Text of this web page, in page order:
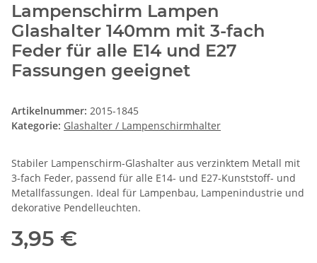
Lampenschirm Lampen
Glashalter 140mm mit 3-fach
Feder für alle E14 und E27
Fassungen geeignet
Artikelnummer: 2015-1845
Kategorie: Glashalter / Lampenschirmhalter
Stabiler Lampenschirm-Glashalter aus verzinktem Metall mit
3-fach Feder, passend für alle E14- und E27-Kunststoff- und
Metallfassungen. Ideal für Lampenbau, Lampenindustrie und
dekorative Pendelleuchten.
3,95 €